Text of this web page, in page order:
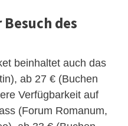
des
beinhaltet auch das
ab 27 € (Buchen
Verfügbarkeit auf
(Forum Romanum,